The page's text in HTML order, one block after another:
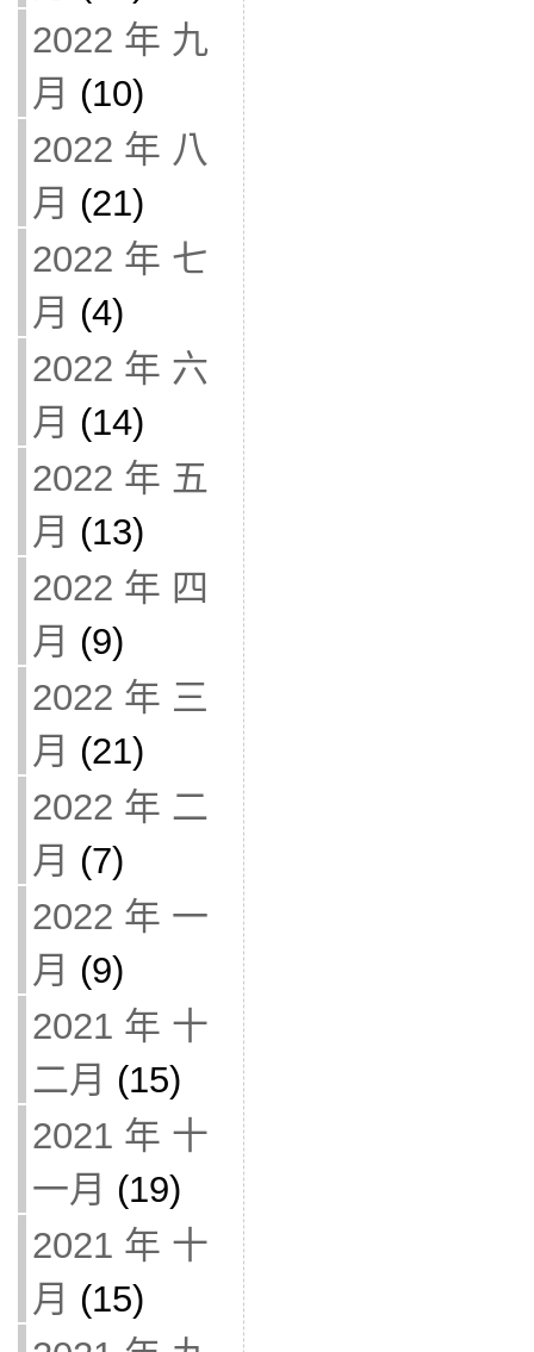
2022 年 九
月 (10)
2022 年 八
月 (21)
2022 年 七
月 (4)
2022 年 六
月 (14)
2022 年 五
月 (13)
2022 年 四
月 (9)
2022 年 三
月 (21)
2022 年 二
月 (7)
2022 年 一
月 (9)
2021 年 十
二月 (15)
2021 年 十
一月 (19)
2021 年 十
月 (15)